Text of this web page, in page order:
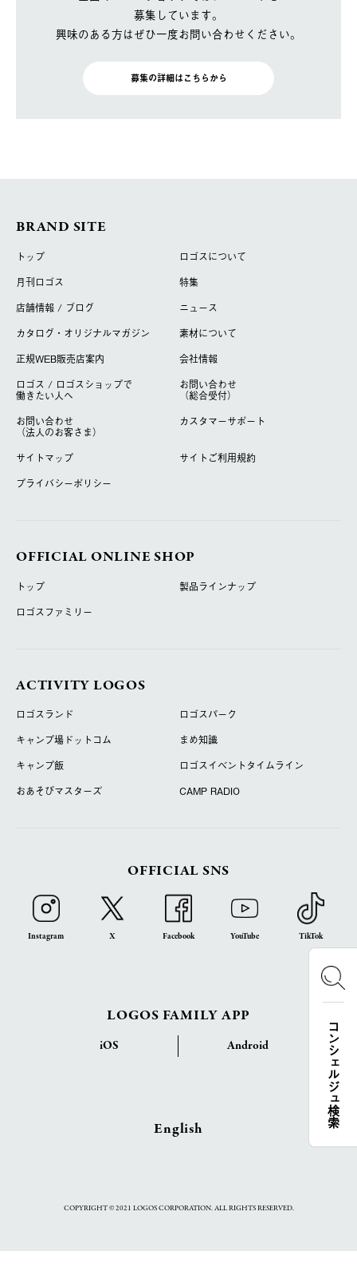
募集しています。
興味のある方はぜひ一度お問い合わせください。
募集の詳細はこちらから
コンシェルジュ検索
BRAND SITE
トップ
ロゴスについて
月刊ロゴス
特集
店舗情報 / ブログ
ニュース
カタログ・オリジナルマガジン
素材について
正規WEB販売店案内
会社情報
ロゴス / ロゴスショップで
働きたい人へ
お問い合わせ
（総合受付）
お問い合わせ
（法人のお客さま）
カスタマーサポート
サイトマップ
サイトご利用規約
プライバシーポリシー
OFFICIAL ONLINE SHOP
トップ
製品ラインナップ
ロゴスファミリー
ACTIVITY LOGOS
ロゴスランド
ロゴスパーク
キャンプ場ドットコム
まめ知識
キャンプ飯
ロゴスイベントタイムライン
おあそびマスターズ
CAMP RADIO
OFFICIAL SNS
Instagram X Facebook YouTube TikTok
LOGOS FAMILY APP
iOS Android
English
COPYRIGHT © 2021 LOGOS CORPORATION. ALL RIGHTS RESERVED.